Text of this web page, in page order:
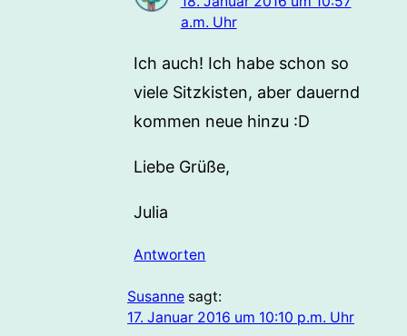
a.m. Uhr
Ich auch! Ich habe schon so
viele Sitzkisten, aber dauernd
kommen neue hinzu :D
Liebe Grüße,
Julia
Antworten
Susanne sagt:
17. Januar 2016 um 10:10 p.m. Uhr